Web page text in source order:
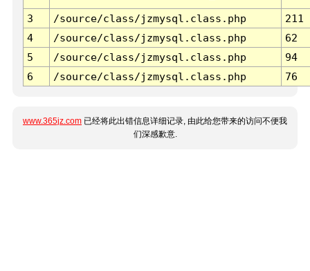
3 /source/class/jzmysql.class.php
211
4
/source/class/jzmysql.class.php
62
5
/source/class/jzmysql.class.php
94
6
/source/class/jzmysql.class.php 76
www.365jz.com 已经将此出错信息详细记录, 由此给您带来的访问不便我
们深感歉意.